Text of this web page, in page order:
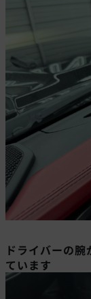
ドライバーの
ています